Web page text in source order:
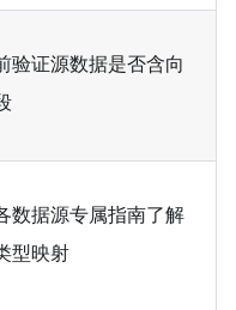
验证源数据是否含向
数据源专属指南了解
型映射